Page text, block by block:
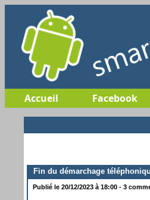
Accueil Facebook
Fin du démarchage
Publié le 20/12/2023 à 18:00 - 3